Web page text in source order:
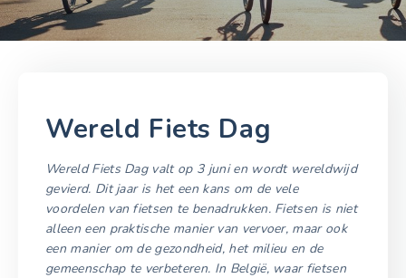
Wereld Fiets Dag
Wereld Fiets Dag valt op 3 juni en wordt wereldwijd
gevierd. Dit jaar is het een kans om de vele
voordelen van fietsen te benadrukken. Fietsen is niet
alleen een praktische manier van vervoer, maar ook
een manier om de gezondheid, het milieu en de
gemeenschap te verbeteren. In België, waar fietsen